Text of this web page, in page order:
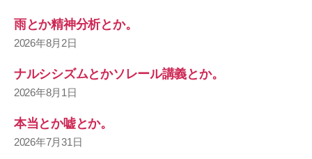
雨とか精神分析とか。
2026年8月2日
ナルシシズムとかソレール講義とか。
2026年8月1日
本当とか嘘とか。
2026年7月31日